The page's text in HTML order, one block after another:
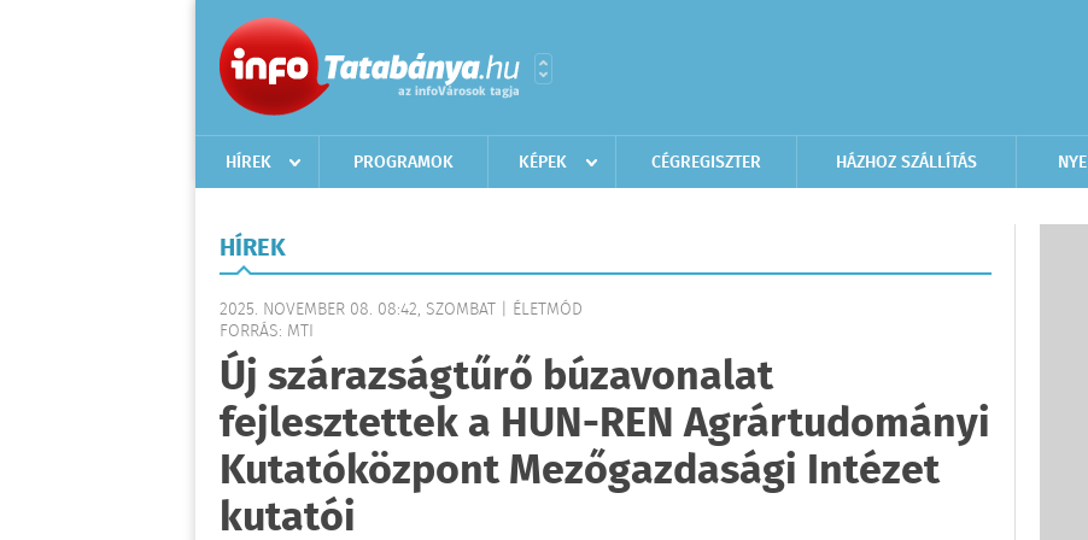
HÍREK PROGRAMOK KÉPEK CÉGREGISZTER HÁZHOZ SZÁLLÍTÁS
HÍREK
2025. NOVEMBER 08. 08:42, SZOMBAT | ÉLETMÓD
FORRÁS: MTI
Új szárazságtűrő búzavonalat
fejlesztettek a HUN-REN Agrártudományi
Kutatóközpont Mezőgazdasági Intézet
kutatói